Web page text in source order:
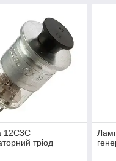
12С3С
тріод